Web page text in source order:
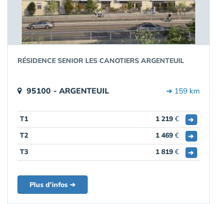
RÉSIDENCE SENIOR LES CANOTIERS ARGENTEUIL
95100 - ARGENTEUIL ➔ 159 km
T1 1 219 €
➔
T2
1 469 €
➔
T3
1 819 € ➔
Plus d'infos ➔